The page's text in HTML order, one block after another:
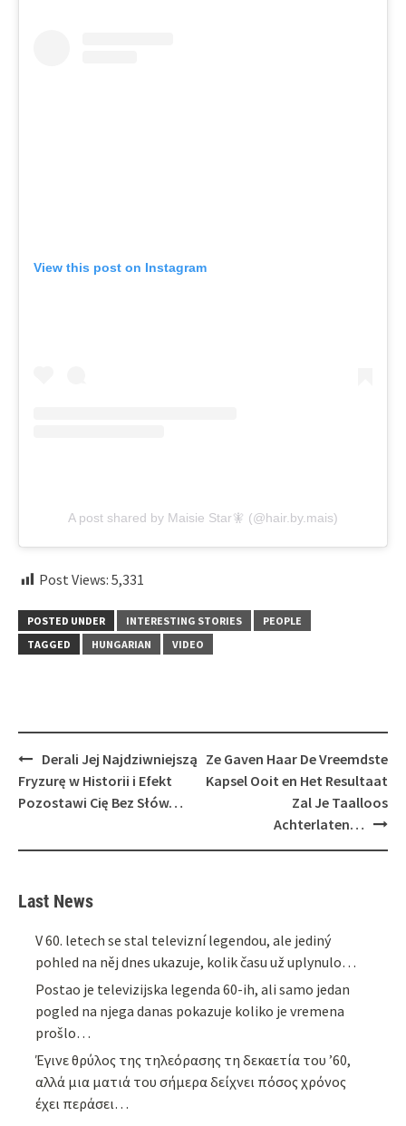
View this post on Instagram
A post shared by Maisie Star🧚 (@hair.by.mais)
Post Views: 5,331
POSTED UNDER INTERESTING STORIES
PEOPLE
TAGGED
HUNGARIAN VIDEO
Post
navigation
Derali Jej Najdziwniejszą
Fryzurę w Historii i Efekt
Pozostawi Cię Bez Słów…
Ze Gaven Haar De Vreemdste
Kapsel Ooit en Het Resultaat
Zal Je Taalloos
Achterlaten…
Last News
V 60. letech se stal televizní legendou, ale jediný
pohled na něj dnes ukazuje, kolik času už uplynulo…
Postao je televizijska legenda 60-ih, ali samo jedan
pogled na njega danas pokazuje koliko je vremena
prošlo…
Έγινε θρύλος της τηλεόρασης τη δεκαετία του ’60,
αλλά μια ματιά του σήμερα δείχνει πόσος χρόνος
έχει περάσει…